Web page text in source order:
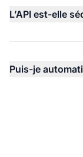
L’API est-elle
Puis-je